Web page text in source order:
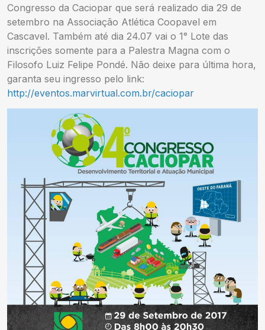
Congresso da Caciopar que será realizado dia 29 de
setembro na Associação Atlética Coopavel em
Cascavel. Também até dia 24.07 vai o 1° Lote das
inscrições somente para a Palestra Magna com o
Filosofo Luiz Felipe Pondé. Não deixe para última hora,
garanta seu ingresso pelo link:
http://eventos.marvirtual.com.br/caciopar